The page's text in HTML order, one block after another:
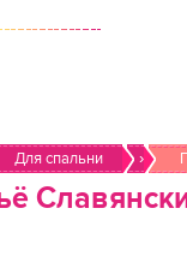
Для спальни ›